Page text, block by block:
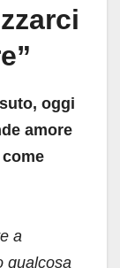
oggi
amore
a
qualcosa